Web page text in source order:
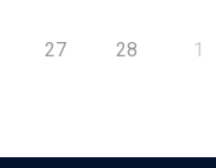
27 28 1